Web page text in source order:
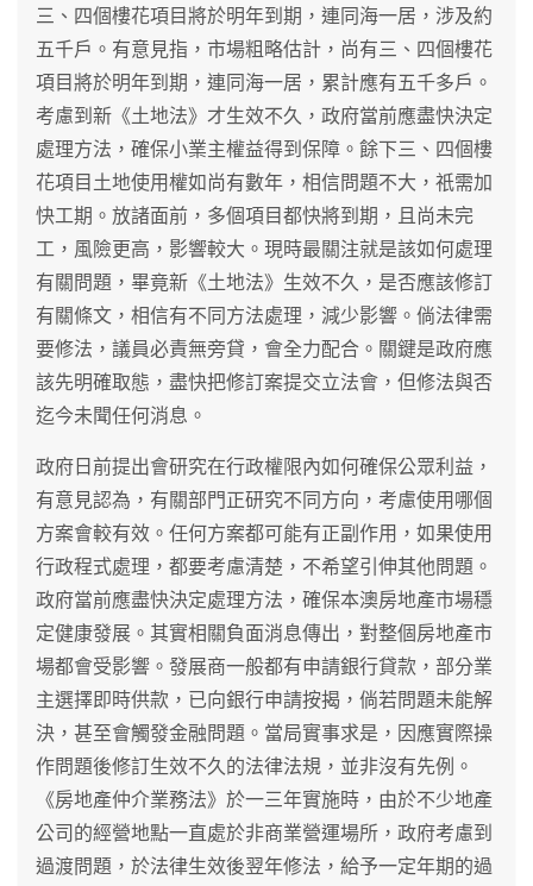
三、四個樓花項目將於明年到期，連同海一居，涉及約
五千戶。有意見指，市場粗略估計，尚有三、四個樓花
項目將於明年到期，連同海一居，累計應有五千多戶。
考慮到新《土地法》才生效不久，政府當前應盡快決定
處理方法，確保小業主權益得到保障。餘下三、四個樓
花項目土地使用權如尚有數年，相信問題不大，祇需加
快工期。放諸面前，多個項目都快將到期，且尚未完
工，風險更高，影響較大。現時最關注就是該如何處理
有關問題，畢竟新《土地法》生效不久，是否應該修訂
有關條文，相信有不同方法處理，減少影響。倘法律需
要修法，議員必責無旁貸，會全力配合。關鍵是政府應
該先明確取態，盡快把修訂案提交立法會，但修法與否
迄今未聞任何消息。
政府日前提出會研究在行政權限內如何確保公眾利益，
有意見認為，有關部門正研究不同方向，考慮使用哪個
方案會較有效。任何方案都可能有正副作用，如果使用
行政程式處理，都要考慮清楚，不希望引伸其他問題。
政府當前應盡快決定處理方法，確保本澳房地產市場穩
定健康發展。其實相關負面消息傳出，對整個房地產市
場都會受影響。發展商一般都有申請銀行貸款，部分業
主選擇即時供款，已向銀行申請按揭，倘若問題未能解
決，甚至會觸發金融問題。當局實事求是，因應實際操
作問題後修訂生效不久的法律法規，並非沒有先例。
《房地產仲介業務法》於一三年實施時，由於不少地產
公司的經營地點一直處於非商業營運場所，政府考慮到
過渡問題，於法律生效後翌年修法，給予一定年期的過